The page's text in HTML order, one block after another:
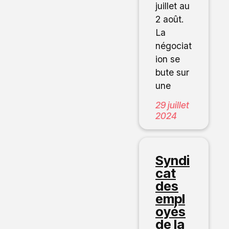
juillet au
2 août.
La
négociat
ion se
bute sur
une
29 juillet
2024
Syndi
cat
des
empl
oyés
de la